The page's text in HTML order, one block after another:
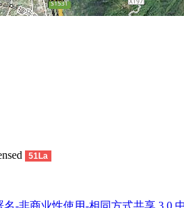
51La
名-非商业性使用-相同方式共享 3.0